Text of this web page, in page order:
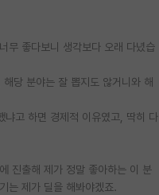
무 좋다보니 생각보다 오래 다녔습
당 분야는 잘 뽑지도 않거니와 해
냐고 하면 경제적 이유였고, 딱히 다
진출해 제가 정말 좋아하는 이 분
는 제가 딜을 해봐야겠죠.